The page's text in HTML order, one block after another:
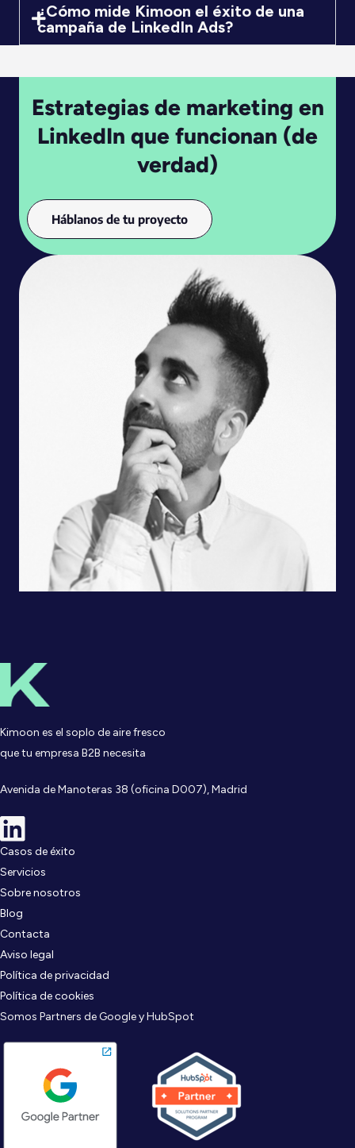
¿Cómo mide Kimoon el éxito de una
campaña de LinkedIn Ads?
Estrategias de marketing en
LinkedIn que funcionan (de
verdad)
Háblanos de tu proyecto
Kimoon es el soplo de aire fresco
que tu empresa B2B necesita
Avenida de Manoteras 38 (oficina D007), Madrid
Casos de éxito
Servicios
Sobre nosotros
Blog
Contacta
Aviso legal
Política de privacidad
Política de cookies
Somos Partners de Google y HubSpot